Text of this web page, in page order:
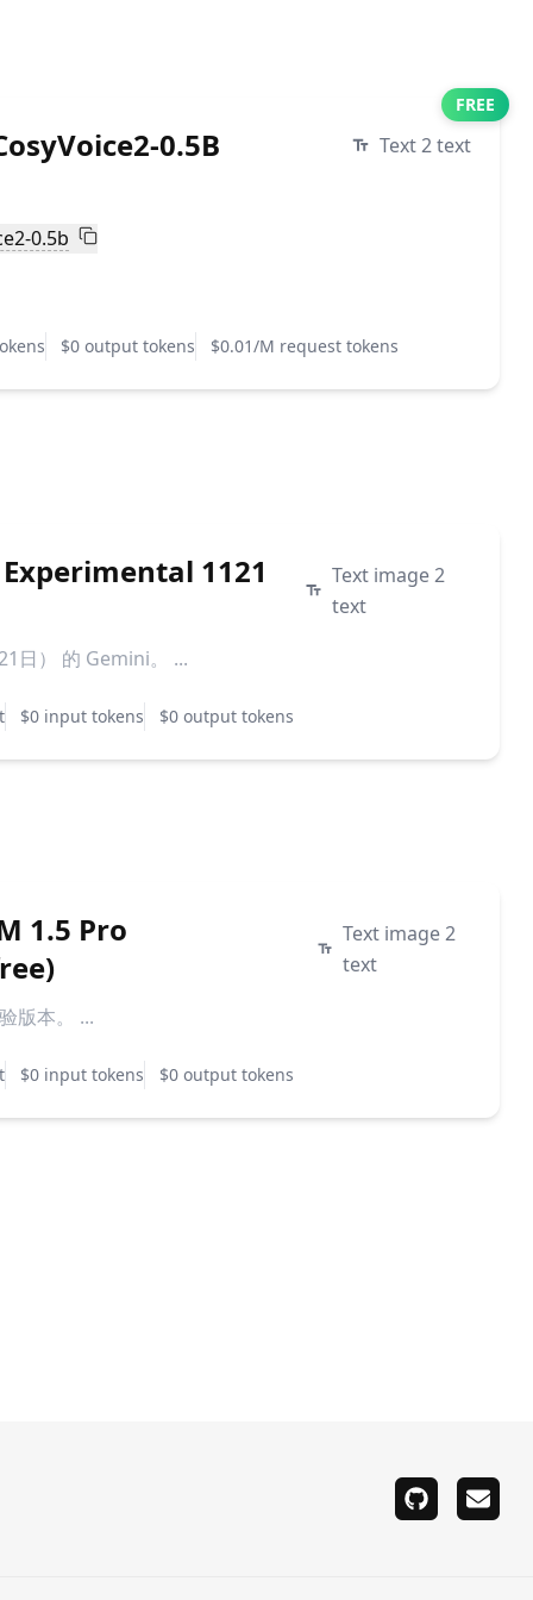
FREE
0.5B Text 2 text
0.5b
$0 output tokens $0.01/M request tokens
1121
Text image 2
text
日） 的 Gemini。 ...
$0 input tokens $0 output tokens
1.5 Pro
Text image 2
text
版本。 ...
$0 input tokens $0 output tokens
githubemail